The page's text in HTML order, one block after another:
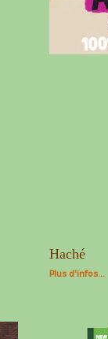
Haché
Plus d'infos...